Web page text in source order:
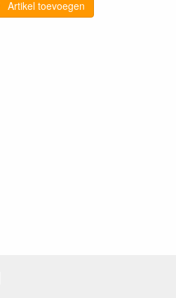
Artikel toevoegen